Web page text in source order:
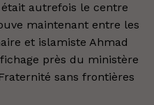
autrefois le centre
maintenant entre les
et islamiste Ahmad
près du ministère
sans frontières